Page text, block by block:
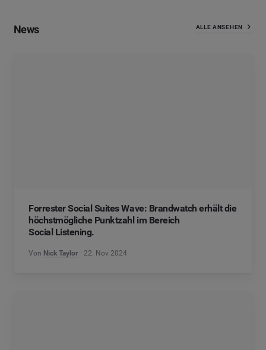
News ALLE ANSEHEN
Forrester Social Suites Wave: Brandwatch erhält die
höchstmögliche Punktzahl im Bereich
Social Listening.
Von Nick Taylor 22. Nov 2024